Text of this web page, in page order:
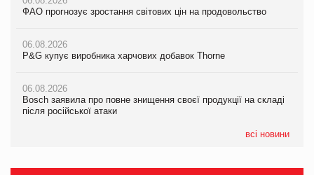
ФАО прогнозує зростання світових цін на продовольство
06.08.2026
P&G купує виробника харчових добавок Thorne
06.08.2026
Bosch заявила про повне знищення своєї продукції на складі
після російської атаки
всі новини
05.08.2026
новинки від ТМ ТОКЕРИ
Сергій Лісунов про заморожені хлібобулочні вироби на
ФАО прогнозує зростання світових цін на продовольство
06.08.2026
P&G купує виробника харчових добавок Thorne
06.08.2026
Bosch заявила про повне знищення своєї продукції на складі
після російської атаки